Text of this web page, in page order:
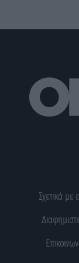
Σχετικά με